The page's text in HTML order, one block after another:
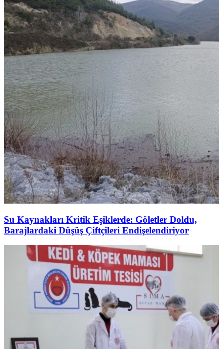
Su Kaynakları Kritik Eşiklerde: Göletler Doldu,
Barajlardaki Düşüş Çiftçileri Endişelendiriyor